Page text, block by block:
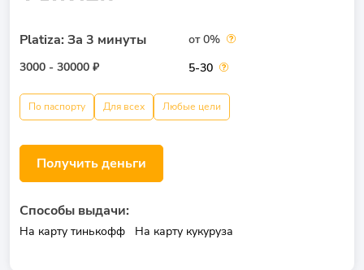
Platiza: За 3 минуты
3000 - 30000 ₽
от 0%
5-30
По паспорту Для всех Любые цели
Получить деньги
Способы выдачи:
На карту тинькофф На карту кукуруза